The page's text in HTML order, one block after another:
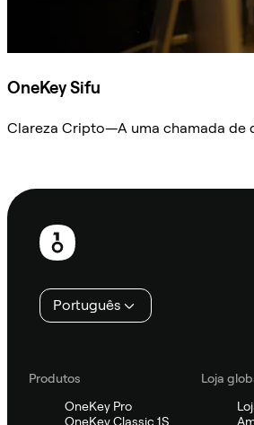
OneKey Sifu
Clareza Cripto—A uma chamada de
Rodapé
Português
Produtos
OneKey Pro
OneKey Classic 1S
Loja